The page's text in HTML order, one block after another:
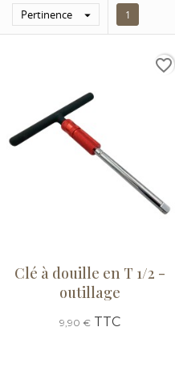
Pertinence  1
Clé à douille en T 1/2 -
outillage
9,90 € TTC
favorite_border